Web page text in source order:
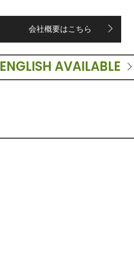
会社概要はこちら
ENGLISH AVAILABLE